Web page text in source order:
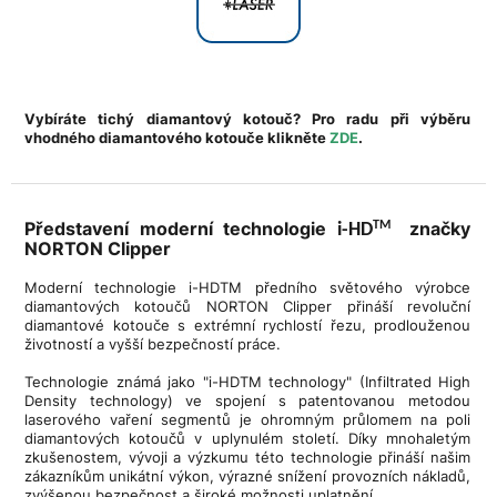
Vybíráte tichý diamantový kotouč? Pro radu při výběru
vhodného diamantového kotouče klikněteZDE.
Představení moderní technologie i-HDTM značky
NORTON Clipper
Moderní technologie i-HDTM předního světového výrobce
diamantových kotoučů NORTON Clipper přináší revoluční
diamantové kotouče s extrémní rychlostí řezu, prodlouženou
životností a vyšší bezpečností práce.
Technologie známá jako "i-HDTM technology" (Infiltrated High
Density technology) ve spojení s patentovanou metodou
laserového vaření segmentů je ohromným průlomem na poli
diamantových kotoučů v uplynulém století. Díky mnohaletým
zkušenostem, vývoji a výzkumu této technologie přináší našim
zákazníkům unikátní výkon, výrazné snížení provozních nákladů,